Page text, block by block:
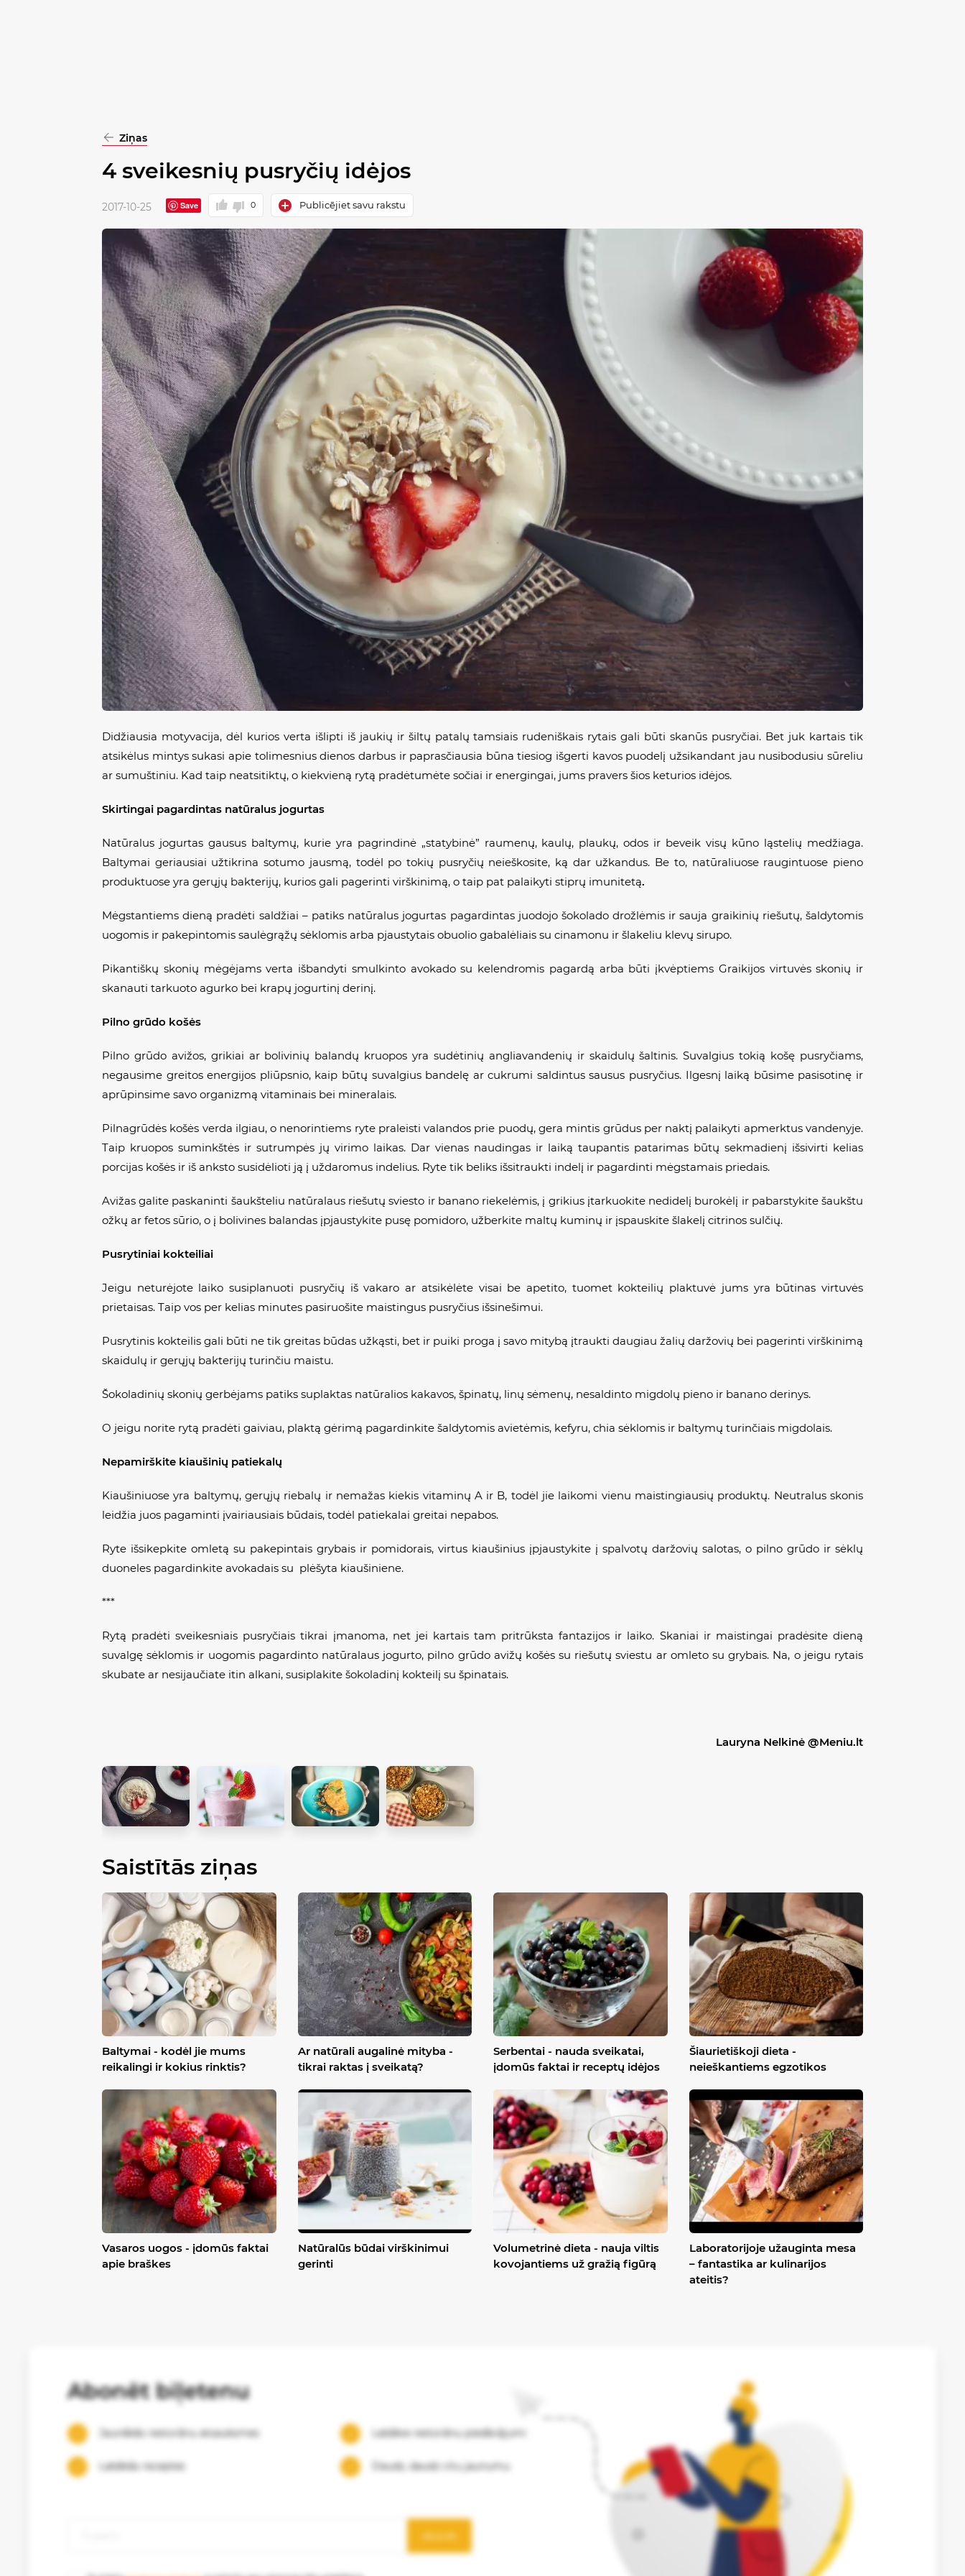
Ziņas
4 sveikesnių pusryčių idėjos
2017-10-25 Save 0 Publicējiet savu rakstu
Didžiausia motyvacija, dėl kurios verta išlipti iš jaukių ir šiltų patalų tamsiais rudeniškais rytais gali būti skanūs pusryčiai. Bet juk kartais tik
atsikėlus mintys sukasi apie tolimesnius dienos darbus ir paprasčiausia būna tiesiog išgerti kavos puodelį užsikandant jau nusibodusiu sūreliu
ar sumuštiniu. Kad taip neatsitiktų, o kiekvieną rytą pradėtumėte sočiai ir energingai, jums pravers šios keturios idėjos.
Skirtingai pagardintas natūralus jogurtas
Natūralus jogurtas gausus baltymų, kurie yra pagrindinė „statybinė” raumenų, kaulų, plaukų, odos ir beveik visų kūno ląstelių medžiaga.
Baltymai geriausiai užtikrina sotumo jausmą, todėl po tokių pusryčių neieškosite, ką dar užkandus. Be to, natūraliuose raugintuose pieno
produktuose yra gerųjų bakterijų, kurios gali pagerinti virškinimą, o taip pat palaikyti stiprų imunitetą.
Mėgstantiems dieną pradėti saldžiai – patiks natūralus jogurtas pagardintas juodojo šokolado drožlėmis ir sauja graikinių riešutų, šaldytomis
uogomis ir pakepintomis saulėgrąžų sėklomis arba pjaustytais obuolio gabalėliais su cinamonu ir šlakeliu klevų sirupo.
Pikantiškų skonių mėgėjams verta išbandyti smulkinto avokado su kelendromis pagardą arba būti įkvėptiems Graikijos virtuvės skonių ir
skanauti tarkuoto agurko bei krapų jogurtinį derinį.
Pilno grūdo košės
Pilno grūdo avižos, grikiai ar bolivinių balandų kruopos yra sudėtinių angliavandenių ir skaidulų šaltinis. Suvalgius tokią košę pusryčiams,
negausime greitos energijos pliūpsnio, kaip būtų suvalgius bandelę ar cukrumi saldintus sausus pusryčius. Ilgesnį laiką būsime pasisotinę ir
aprūpinsime savo organizmą vitaminais bei mineralais.
Pilnagrūdės košės verda ilgiau, o nenorintiems ryte praleisti valandos prie puodų, gera mintis grūdus per naktį palaikyti apmerktus vandenyje.
Taip kruopos suminkštės ir sutrumpės jų virimo laikas. Dar vienas naudingas ir laiką taupantis patarimas būtų sekmadienį išsivirti kelias
porcijas košės ir iš anksto susidėlioti ją į uždaromus indelius. Ryte tik beliks išsitraukti indelį ir pagardinti mėgstamais priedais.
Avižas galite paskaninti šaukšteliu natūralaus riešutų sviesto ir banano riekelėmis, į grikius įtarkuokite nedidelį burokėlį ir pabarstykite šaukštu
ožkų ar fetos sūrio, o į bolivines balandas įpjaustykite pusę pomidoro, užberkite maltų kuminų ir įspauskite šlakelį citrinos sulčių.
Pusrytiniai kokteiliai
Jeigu neturėjote laiko susiplanuoti pusryčių iš vakaro ar atsikėlėte visai be apetito, tuomet kokteilių plaktuvė jums yra būtinas virtuvės
prietaisas. Taip vos per kelias minutes pasiruošite maistingus pusryčius išsinešimui.
Pusrytinis kokteilis gali būti ne tik greitas būdas užkąsti, bet ir puiki proga į savo mitybą įtraukti daugiau žalių daržovių bei pagerinti virškinimą
skaidulų ir gerųjų bakterijų turinčiu maistu.
Šokoladinių skonių gerbėjams patiks suplaktas natūralios kakavos, špinatų, linų sėmenų, nesaldinto migdolų pieno ir banano derinys.
O jeigu norite rytą pradėti gaiviau, plaktą gėrimą pagardinkite šaldytomis avietėmis, kefyru, chia sėklomis ir baltymų turinčiais migdolais.
Nepamirškite kiaušinių patiekalų
Kiaušiniuose yra baltymų, gerųjų riebalų ir nemažas kiekis vitaminų A ir B, todėl jie laikomi vienu maistingiausių produktų. Neutralus skonis
leidžia juos pagaminti įvairiausiais būdais, todėl patiekalai greitai nepabos.
Ryte išsikepkite omletą su pakepintais grybais ir pomidorais, virtus kiaušinius įpjaustykite į spalvotų daržovių salotas, o pilno grūdo ir sėklų
duoneles pagardinkite avokadais su plėšyta kiaušiniene.
***
Rytą pradėti sveikesniais pusryčiais tikrai įmanoma, net jei kartais tam pritrūksta fantazijos ir laiko. Skaniai ir maistingai pradėsite dieną
suvalgę sėklomis ir uogomis pagardinto natūralaus jogurto, pilno grūdo avižų košės su riešutų sviestu ar omleto su grybais. Na, o jeigu rytais
skubate ar nesijaučiate itin alkani, susiplakite šokoladinį kokteilį su špinatais.
Lauryna Nelkinė @Meniu.lt
Saistītās ziņas
Baltymai - kodėl jie mums
reikalingi ir kokius rinktis?
Ar natūrali augalinė mityba -
tikrai raktas į sveikatą?
Serbentai - nauda sveikatai,
įdomūs faktai ir receptų idėjos
Šiaurietiškoji dieta -
neieškantiems egzotikos
Vasaros uogos - įdomūs faktai
apie braškes
Natūralūs būdai virškinimui
gerinti
Volumetrinė dieta - nauja viltis
kovojantiems už gražią figūrą
Laboratorijoje užauginta mesa
– fantastika ar kulinarijos
ateitis?
Abonēt biļetenu
Jaunākās restorānu atsauksmes Labākie restorānu piedāvājumi
Labākās receptes Daudz, daudz citu jaunumu
Abonēt